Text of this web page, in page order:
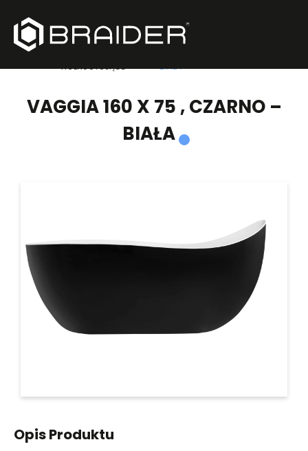
PRODUKTY
WOLNOSTOJĄCE
BIAŁA
VAGGIA 160 X 75 , CZARNO –
BIAŁA
Opis Produktu